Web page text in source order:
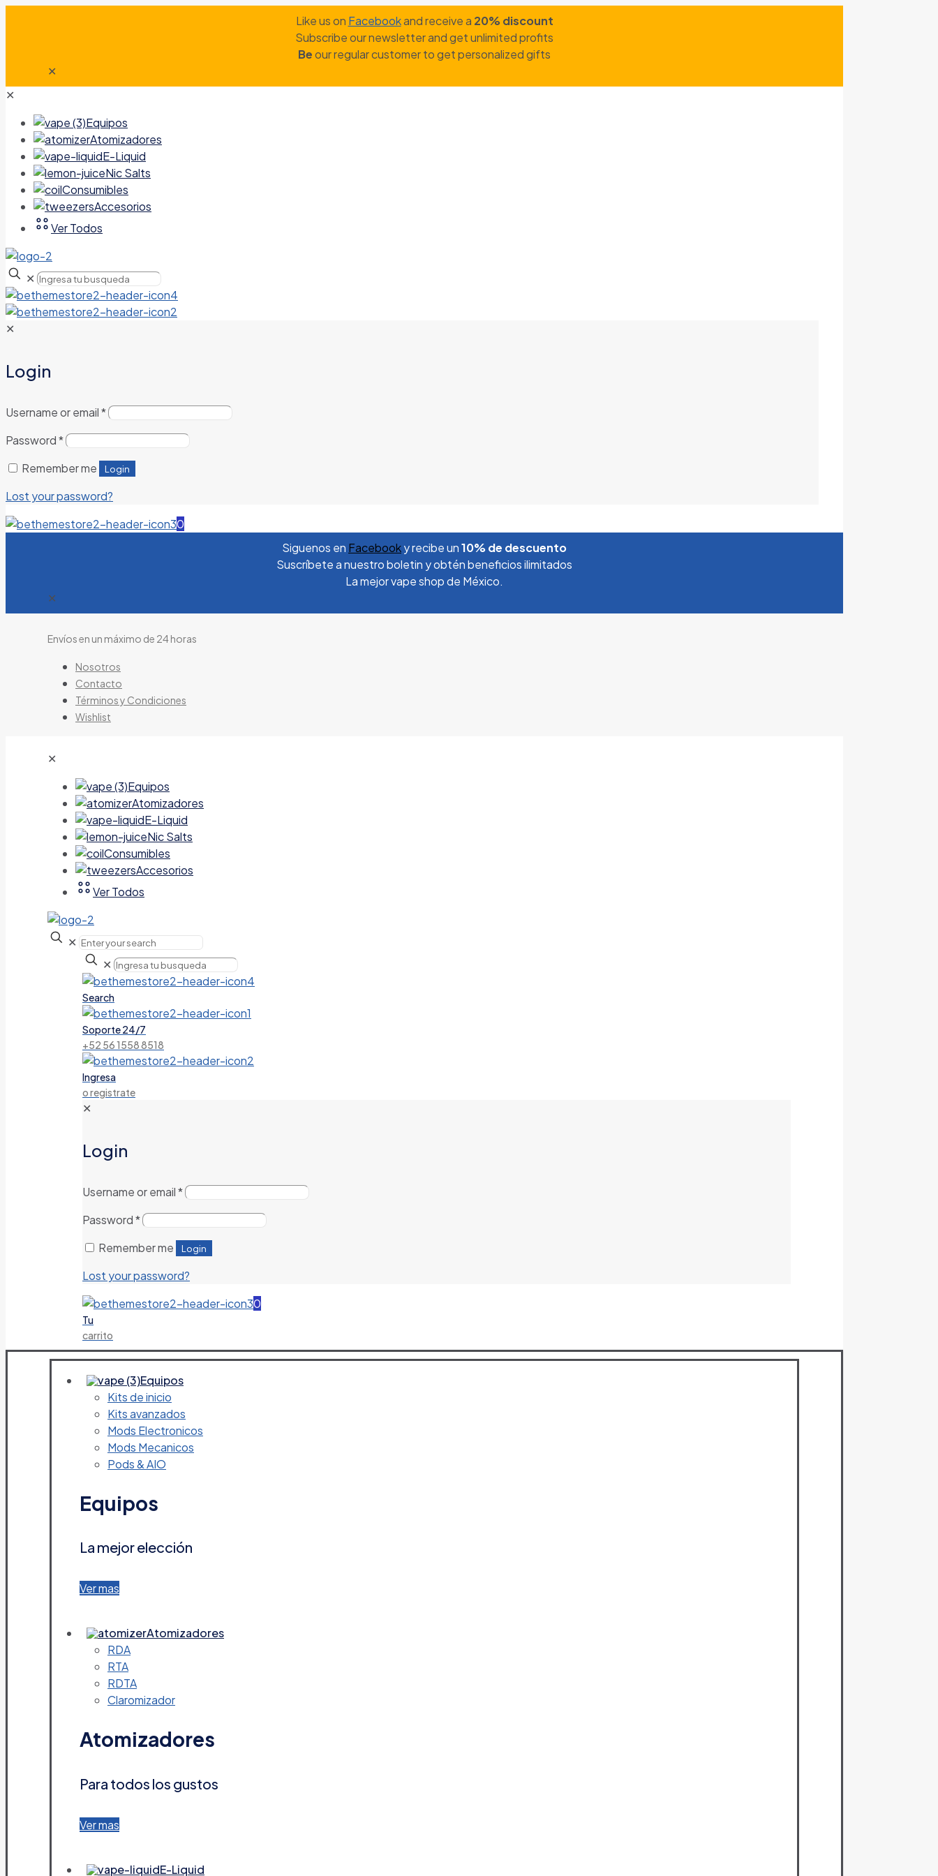
Like us on Facebookand receive a 20% discount
Subscribe our newsletter and get unlimited profits
Beour regular customer to get personalized gifts
✕
✕
Equipos
Atomizadores
E-Liquid
Nic Salts
Consumibles
Accesorios
Ver Todos
✕
✕
Login
Username or email*
Password*
Remember me
Login
Lost your password?
0
Siguenos en Facebooky recibe un10% de descuento
Suscríbete a nuestro boletin y obtén beneficios ilimitados
La mejor vape shop de México.
✕
Envíos en un máximo de 24 horas
Nosotros
Contacto
Términos y Condiciones
Wishlist
✕
Equipos
Atomizadores
E-Liquid
Nic Salts
Consumibles
Accesorios
Ver Todos
✕
✕
Search
Soporte 24/7
+52 56 1558 8518
Ingresa
o registrate
✕
Login
Username or email*
Password*
Remember me
Login
Lost your password?
0
Tu
carrito
Equipos
Kits de inicio
Kits avanzados
Mods Electronicos
Mods Mecanicos
Pods & AIO
Equipos
La mejor elección
Ver mas
Atomizadores
RDA
RTA
RDTA
Claromizador
Atomizadores
Para todos los gustos
Ver mas
E-Liquid